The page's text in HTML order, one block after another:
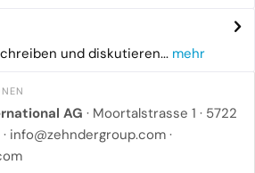
und diskutieren... mehr
AG · Moortalstrasse 1 · 5722
info@zehndergroup.com ·